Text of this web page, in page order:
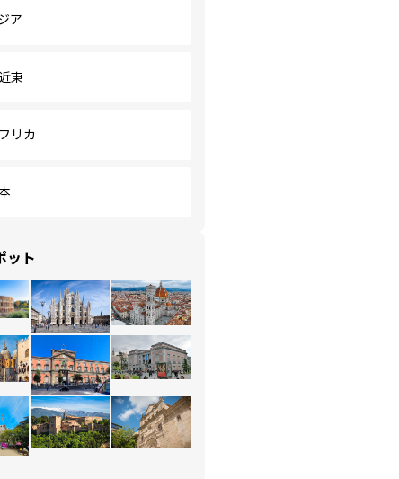
ア
東
リカ
ット